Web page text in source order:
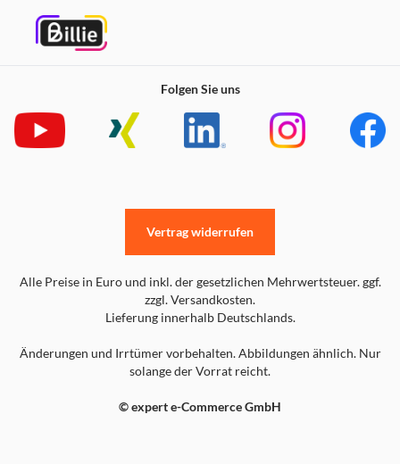
Folgen Sie uns
Alle Preise in Euro und inkl. der gesetzlichen Mehrwertsteuer. ggf.
zzgl. Versandkosten.
Lieferung innerhalb Deutschlands.
Änderungen und Irrtümer vorbehalten. Abbildungen ähnlich. Nur
solange der Vorrat reicht.
© expert e-Commerce GmbH
Vertrag widerrufen